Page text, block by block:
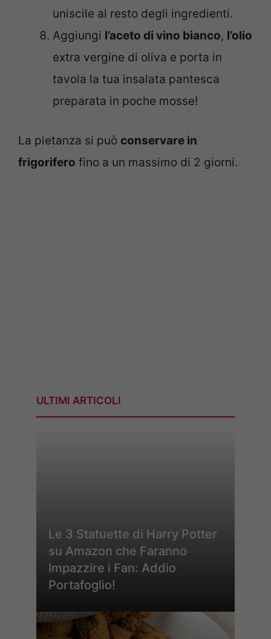
uniscile al resto degli ingredienti.
Aggiungi l’aceto di vino bianco, l’olio
extra vergine di oliva e porta in
tavola la tua insalata pantesca
preparata in poche mosse!
La pietanza si può conservare in
frigorifero fino a un massimo di 2 giorni.
ULTIMI ARTICOLI
Le 3 Statuette di Harry Potter
su Amazon che Faranno
Impazzire i Fan: Addio
Portafoglio!